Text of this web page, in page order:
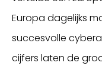
Europa dagelijks
succesvolle
cijfers laten de